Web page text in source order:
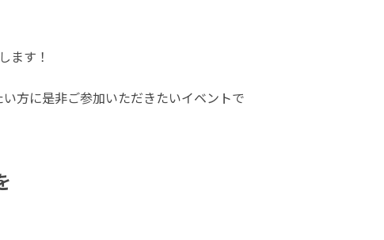
ます！
方に是非ご参加いただきたいイベントで